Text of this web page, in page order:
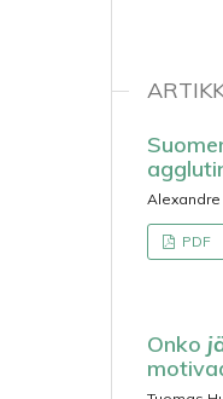
Alexandre
PDF
Onko